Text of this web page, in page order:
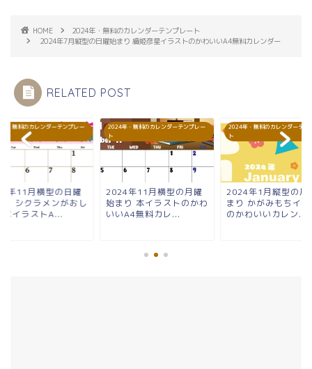
HOME
2024年・無料のカレンダーテンプレート
2024年7月縦型の日曜始まり 織姫彦星イラストのかわいいA4無料カレンダー
RELATED POST
・無料のカレンダーテンプレー
年11月横型の日曜
り シクラメンがおし
なイラストA...
2024年・無料のカレンダーテンプレー
ト
2024年11月横型の月曜
始まり 本イラストのかわ
いいA4無料カレ...
2024年・無料のカレンダーテン
ト
2024年1月縦型の月
まり かがみもちイ
のかわいいカレン...